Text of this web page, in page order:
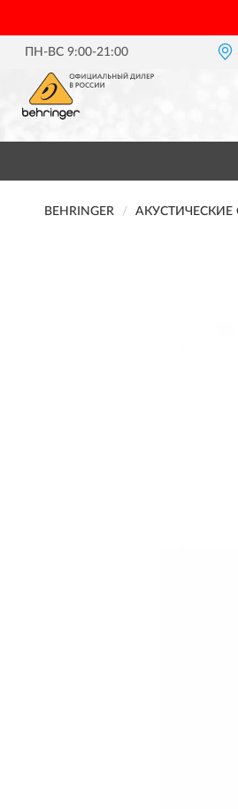
ПН-ВС 9:00-21:00
BEHRINGER АКУСТИЧЕСКИЕ